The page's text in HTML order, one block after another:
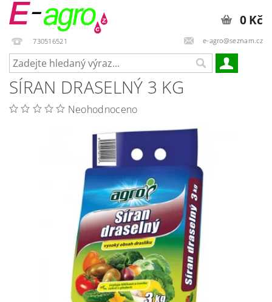
730516521 e-agro@seznam.cz
0 Kč
SÍRAN DRASELNÝ 3 KG
Neohodnoceno